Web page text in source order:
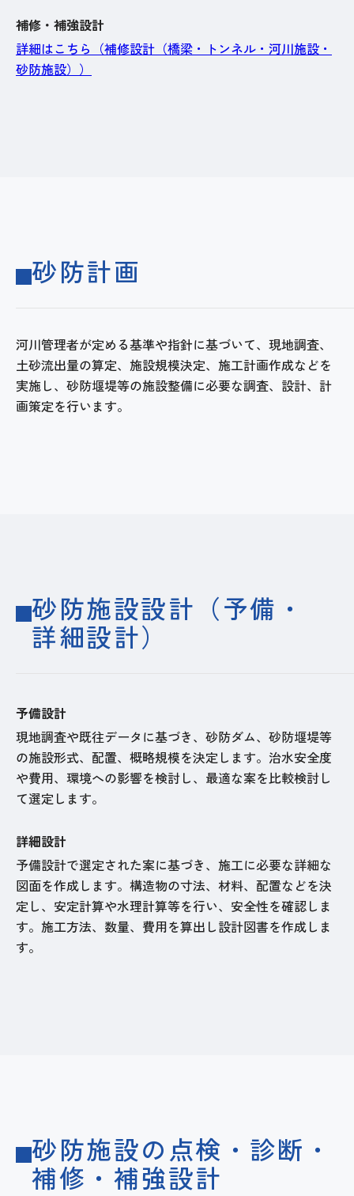
補修・補強設計
詳細はこちら（補修設計（橋梁・トンネル・河川施設・
砂防施設））
砂防計画
河川管理者が定める基準や指針に基づいて、現地調査、
土砂流出量の算定、施設規模決定、施工計画作成などを
実施し、砂防堰堤等の施設整備に必要な調査、設計、計
画策定を行います。
砂防施設設計​（予備・
詳細設計）
予備設計
現地調査や既往データに基づき、砂防ダム、砂防堰堤等
の施設形式、配置、概略規模を決定します。治水安全度
や費用、環境への影響を検討し、最適な案を比較検討し
て選定します。
詳細設計
予備設計で選定された案に基づき、施工に必要な詳細な
図面を作成します。構造物の寸法、材料、配置などを決
定し、安定計算や水理計算等を行い、安全性を確認しま
す。施工方法、数量、費用を算出し設計図書を作成しま
す。
砂防施設の​点検・​診断・
補修・補強設計